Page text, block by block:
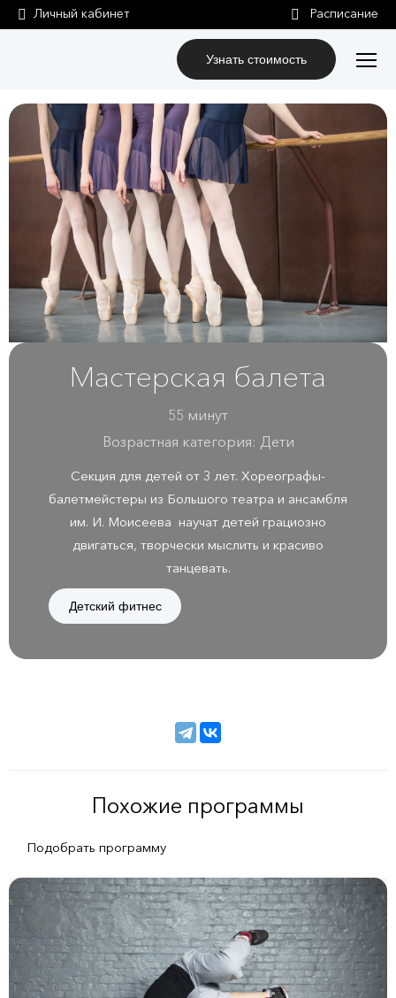
Личный кабинет
Узнать стоимость
Мастерская балета
55 минут
Возрастная категория: Дети
Секция для детей от 3 лет. Хореографы-
балетмейстеры из Большого театра и ансамбля
им. И. Моисеева научат детей грациозно
двигаться, творчески мыслить и красиво
танцевать.
Детский фитнес
Похожие программы
Подобрать программу